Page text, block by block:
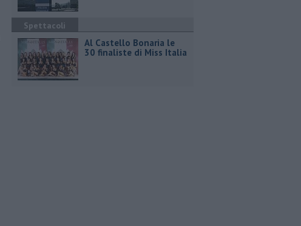
Spettacoli
Al Castello Bonaria le
30 finaliste di Miss Italia